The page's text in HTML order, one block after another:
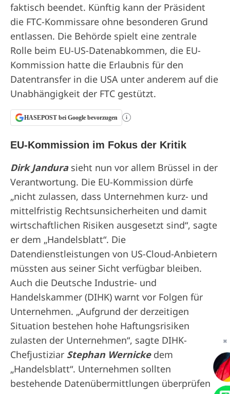
faktisch beendet. Künftig kann der Präsident
die FTC-Kommissare ohne besonderen Grund
entlassen. Die Behörde spielt eine zentrale
Rolle beim EU-US-Datenabkommen, die EU-
Kommission hatte die Erlaubnis für den
Datentransfer in die USA unter anderem auf die
Unabhängigkeit der FTC gestützt.
HASEPOST bei Google bevorzugen i
EU-Kommission im Fokus der Kritik
Dirk Jandurasieht nun vor allem Brüssel in der
Verantwortung. Die EU-Kommission dürfe
„nicht zulassen, dass Unternehmen kurz- und
mittelfristig Rechtsunsicherheiten und damit
wirtschaftlichen Risiken ausgesetzt sind“, sagte
er dem „Handelsblatt“. Die
Datendienstleistungen von US-Cloud-Anbietern
müssten aus seiner Sicht verfügbar bleiben.
Auch die Deutsche Industrie- und
Handelskammer (DIHK) warnt vor Folgen für
Unternehmen. „Aufgrund der derzeitigen
Situation bestehen hohe Haftungsrisiken
zulasten der Unternehmen“, sagte DIHK-
Chefjustiziar Stephan Wernickedem
„Handelsblatt“. Unternehmen sollten
bestehende Datenübermittlungen überprüfen
✖